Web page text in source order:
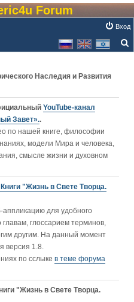
Forum
Вход
Наследия и Развития
YouTube‑канал
Завет»..
по нашей книге, философии
модели Мира и человека,
смысле жизни и духовном
"Жизнь в Свете Творца.
для удобного
главам, глоссарием терминов,
другим. На данный момент
версия 1.8.
по сслыке в теме форума
"Жизнь в Свете Творца.